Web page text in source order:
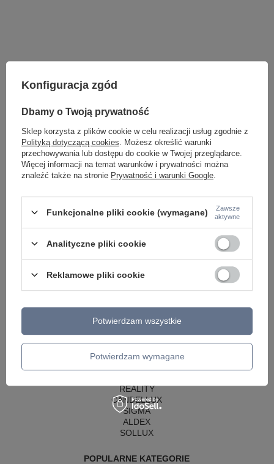
KINKIETY NAD LUSTRO
ŻYRANDOLE KRYSZTAŁOWE
LAMPY WISZĄCE CZARNE
LAMPY WISZĄCE - OKRĘGI
KINKIETY DO SYPIALNI
LAMPY SUFITOWE OKRĄGŁE
LAMPY WISZĄCE
LAMPY ZEWNĘTRZNE
SŁUPKI OGRODOWE
LAMPY OGRODOWE - SUFITOWE
LAMPY SOLARNE
GIRLANDY OGRODOWE
KINKIETY OGRODOWE
PRODUCENCI
AZZARDO
ITALUX
REALITY
CANDELLUX
SIGMA
ALDEX
SOLLUX
POPULARNE KATEGORIE
Konfiguracja zgód
Dbamy o Twoją prywatność
Sklep korzysta z plików cookie w celu realizacji usług zgodnie z
Polityką dotyczącą cookies . Możesz określić warunki
przechowywania lub dostępu do cookie w Twojej przeglądarce.
Więcej informacji na temat warunków i prywatności można
znaleźć także na stronie Prywatność i warunki Google
Funkcjonalne pliki cookie (wymagane)
Zawsze
aktywne
Analityczne pliki cookie
Reklamowe pliki cookie
Potwierdzam wymagane
Potwierdzam wszystkie